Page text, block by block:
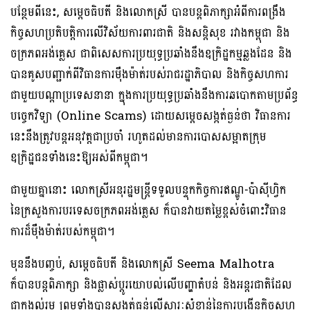
បន្ថែមពីនេះ, សម្តេចធិបតី និងលោកស្រី បានបន្តពិភាក្សាអំពីការពង្រឹង
កិច្ចសហប្រតិបត្តិការលើវិស័យការពារជាតិ និងសន្តិសុខ រវាងកម្ពុជា និង
ចក្រភពអង់គ្លេស ជាពិសេសការប្រយុទ្ធប្រឆាំងនឹងឧក្រិដ្ឋកម្មឆ្លងដែន និង
បានគូសបញ្ជាក់ពីវិធានការម៉ឺងម៉ាត់របស់រាជរដ្ឋាភិបាល និងកិច្ចសហការ
ជាមួយបណ្តាប្រទេសនានា ក្នុងការប្រយុទ្ធប្រឆាំងនឹងការឆបោកតាមប្រព័ន្ធ
បច្ចេកវិទ្យា (Online Scams) ដោយសម្តេចសង្កត់ធ្ងន់ថា វិធានការ
នេះនឹងត្រូវបន្តអនុវត្តជាប្រចាំ រហូតដល់មានការបោសសម្អាតក្រុម
ឧក្រិដ្ឋជនទាំងនេះឱ្យអស់ពីកម្ពុជា។
ជាមួយគ្នានោះ លោកស្រីអនុរដ្ឋមន្ត្រីទទួលបន្ទុកកិច្ចការឥណ្ឌូ-ប៉ាស៊ីហ្វិក
នៃក្រសួងការបរទេសចក្រភពអង់គ្លេស ក៏បានវាយតម្លៃខ្ពស់ចំពោះវិធាន
ការដ៏ម៉ឺងម៉ាត់របស់កម្ពុជា។
មុននឹងបញ្ចប់, សម្តេចធិបតី និងលោកស្រី Seema Malhotra
ក៏បានបន្តពិភាក្សា និងផ្លាស់ប្ដូរយោបល់លើបញ្ហាតំបន់ និងអន្តរជាតិដែល
ជាកង្វល់រួម ព្រមទាំងបានសង្កត់ធ្ងន់លើសារៈសំខាន់នៃការបង្កើនកិច្ចសហ